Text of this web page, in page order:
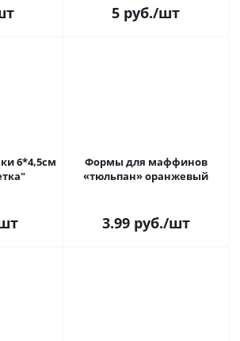
5 руб./шт
6*4,5см
Формы для маффинов
«тюльпан» оранжевый
3.99руб./шт